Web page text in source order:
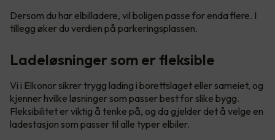
Dersom du har elbilladere, vil boligen passe for enda flere. I
tillegg øker du verdien på parkeringsplassen.
Ladeløsninger som er fleksible
Vi i Elkonor sikrer trygg lading i borettslaget eller sameiet, og
kjenner hvilke løsninger som passer best for slike bygg.
Fleksibilitet er viktig å tenke på, og da gjelder det å velge en
ladestasjon som passer til alle typer elbiler.